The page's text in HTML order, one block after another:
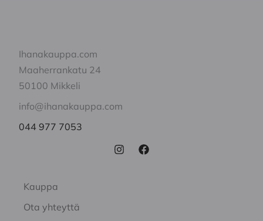
Ihanakauppa.com
Maaherrankatu 24
50100 Mikkeli
info@ihanakauppa.com
044 977 7053
Kauppa
Ota yhteyttä